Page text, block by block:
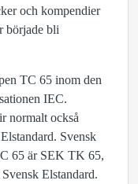
och kompendier
började bli
TC 65 inom den
IEC.
normalt också
Svensk
65 är SEK TK 65,
Elstandard.